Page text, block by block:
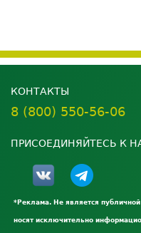
КОНТАКТЫ
8 (800) 550-56-06
ПРИСОЕДИНЯЙТЕСЬ К
*Реклама. Не является
носят исключительно